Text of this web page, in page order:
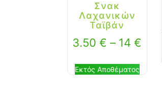
Σνακ
Λαχανικών
Ταϊβάν
3.50€ – 14€
Εκτός Αποθέματος